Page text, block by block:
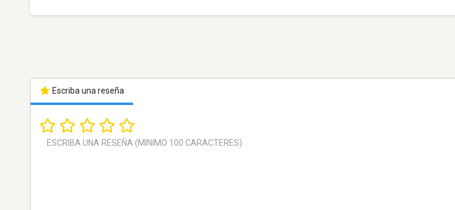
Escriba una reseña